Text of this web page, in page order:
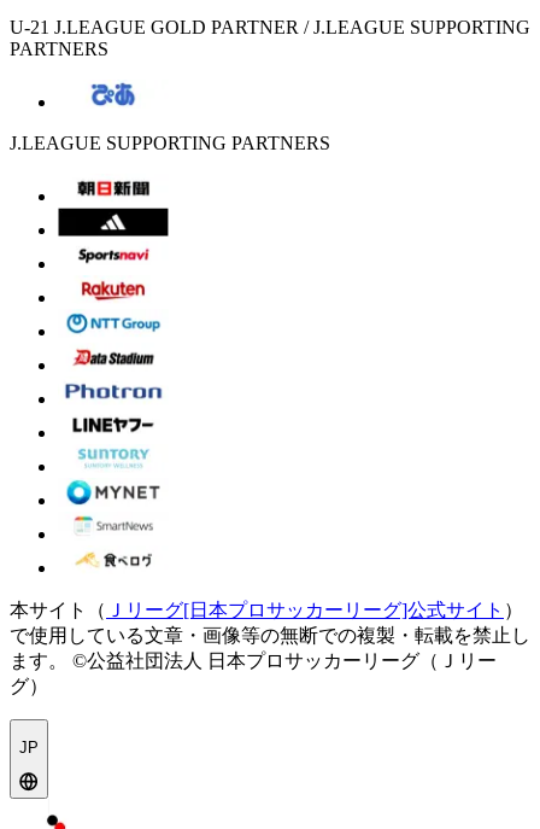
U-21 J.LEAGUE GOLD PARTNER / J.LEAGUE SUPPORTING
PARTNERS
J.LEAGUE SUPPORTING PARTNERS
本サイト（ Ｊリーグ[日本プロサッカーリーグ]公式サイト ）
で使用している文章・画像等の無断での複製・転載を禁止し
ます。
©公益社団法人 日本プロサッカーリーグ（Ｊリー
グ）
JP